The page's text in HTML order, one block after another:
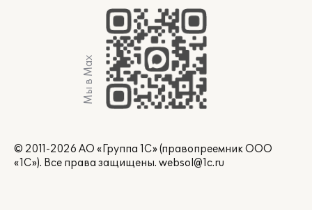
Мы в Max
© 2011-2026 АО «Группа 1С» (правопреемник ООО
«1С»). Все права защищены. websol@1c.ru